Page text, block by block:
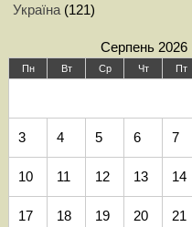
Україна(121)
Серпень 2026
Пн Вт Ср Чт Пт
3 4 5 6 7
10 11 12 13 14
17 18 19 20 21